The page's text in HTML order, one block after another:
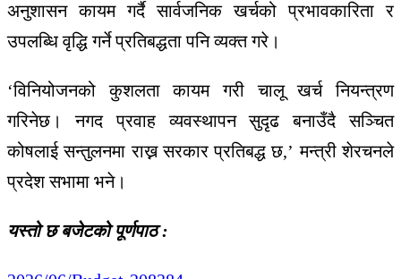
अनुशासन कायम गर्दै सार्वजनिक खर्चको प्रभावकारिता र
उपलब्धि वृद्धि गर्ने प्रतिबद्धता पनि व्यक्त गरे।
‘विनियोजनको कुशलता कायम गरी चालू खर्च नियन्त्रण
गरिनेछ। नगद प्रवाह व्यवस्थापन सुदृढ बनाउँदै सञ्चित
कोषलाई सन्तुलनमा राख्न सरकार प्रतिबद्ध छ,’ मन्त्री शेरचनले
प्रदेश सभामा भने।
यस्तो छ बजेटको पूर्णपाठ :